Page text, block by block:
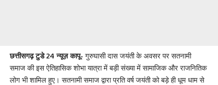
छत्तीसगढ़ टुडे 24 न्यूज़ कापू-गुरुघासी दास जयंती के अवसर पर सतनामी
समाज की इस ऐतिहासिक शोभा यात्रा में बड़ी संख्या में सामाजिक और राजनितिक
लोग भी शामिल हुए। सतनामी समाज द्वारा प्रति वर्ष जयंती को बड़े ही धूम धाम से